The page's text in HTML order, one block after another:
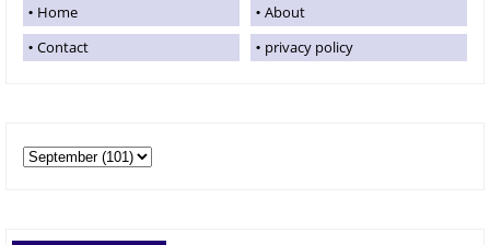
Home
About
Contact
privacy policy